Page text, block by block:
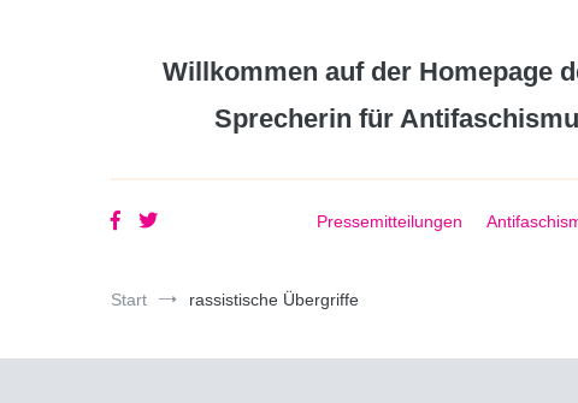
Willkommen auf der Homepage
Sprecherin für
Pressemitteilungen
Start rassistische Übergriffe